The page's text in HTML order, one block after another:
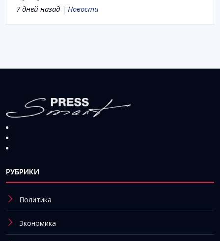
7 дней назад | Новости
РУБРИКИ
Политика
Экономика